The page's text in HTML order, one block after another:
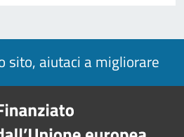
sito, aiutaci a migliorare